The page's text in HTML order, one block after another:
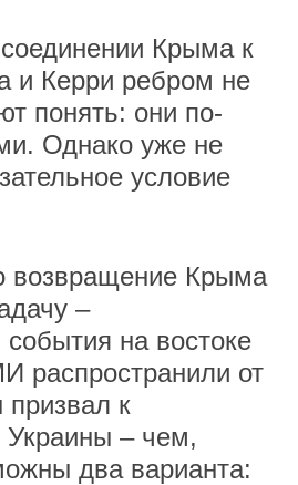
Крыма к
и Керри ребром не
понять: они по-
Однако уже не
условие
возвращение Крыма
–
на востоке
распространили от
призвал к
Украины – чем,
два варианта: